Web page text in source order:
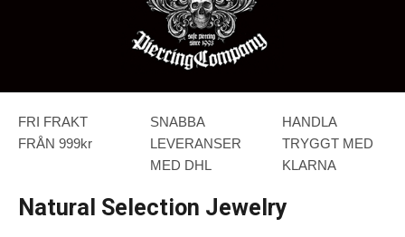
FRI FRAKT
FRÅN 999kr
SNABBA
LEVERANSER
MED DHL
HANDLA
TRYGGT MED
KLARNA
Natural Selection Jewelry